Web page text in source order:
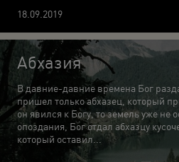
18.09.2019
Абхазия
В давние-давние времена Бог
пришел только абхазец, который
он явился к Богу, то земель уже не
опоздания, Бог отдал абхазцу
который оставил...